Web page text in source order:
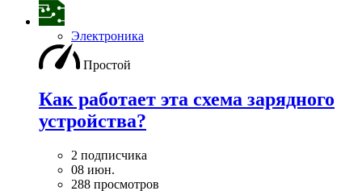
Электроника
Простой
Как работает эта схема зарядного
устройства?
2 подписчика
08 июн.
288 просмотров